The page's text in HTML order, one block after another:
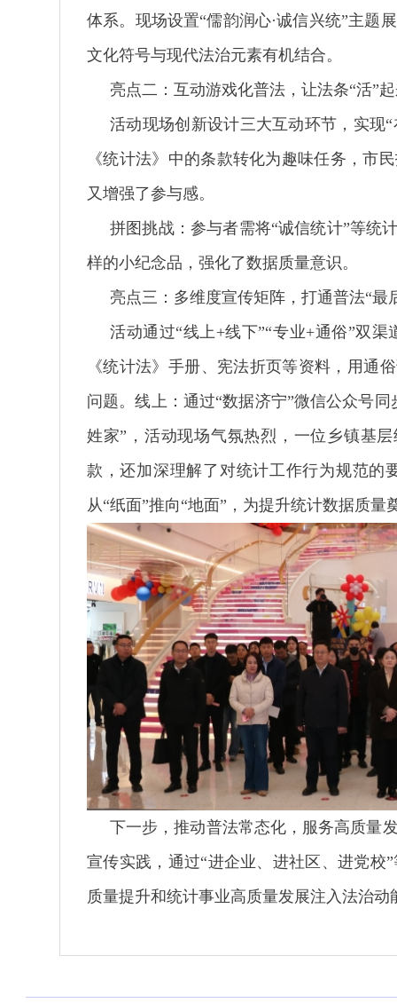
体系。现场设置“儒韵润心·诚信兴统”主题
文化符号与现代法治元素有机结合。
亮点二：互动游戏化普法，让法条“活”
活动现场创新设计三大互动环节，实现
《统计法》中的条款转化为趣味任务，市
又增强了参与感。
拼图挑战‌：参与者需将“诚信统计”等统
样的小纪念品，强化了数据质量意识。
亮点三：多维度宣传矩阵，打通普法“最
活动通过“线上+线下”“专业+通俗”双
《统计法》手册、宪法折页等资料，用通
问题。线上‌：通过“数据济宁”微信公众号
姓家”‌，活动现场气氛热烈，一位乡镇基
款，还加深理解了对统计工作行为规范的
从“纸面”推向“地面”，为提升统计数据质量
下一步，推动普法常态化，服务高质量
宣传实践，通过“进企业、进社区、进党校
质量提升和统计事业高质量发展注入法治动